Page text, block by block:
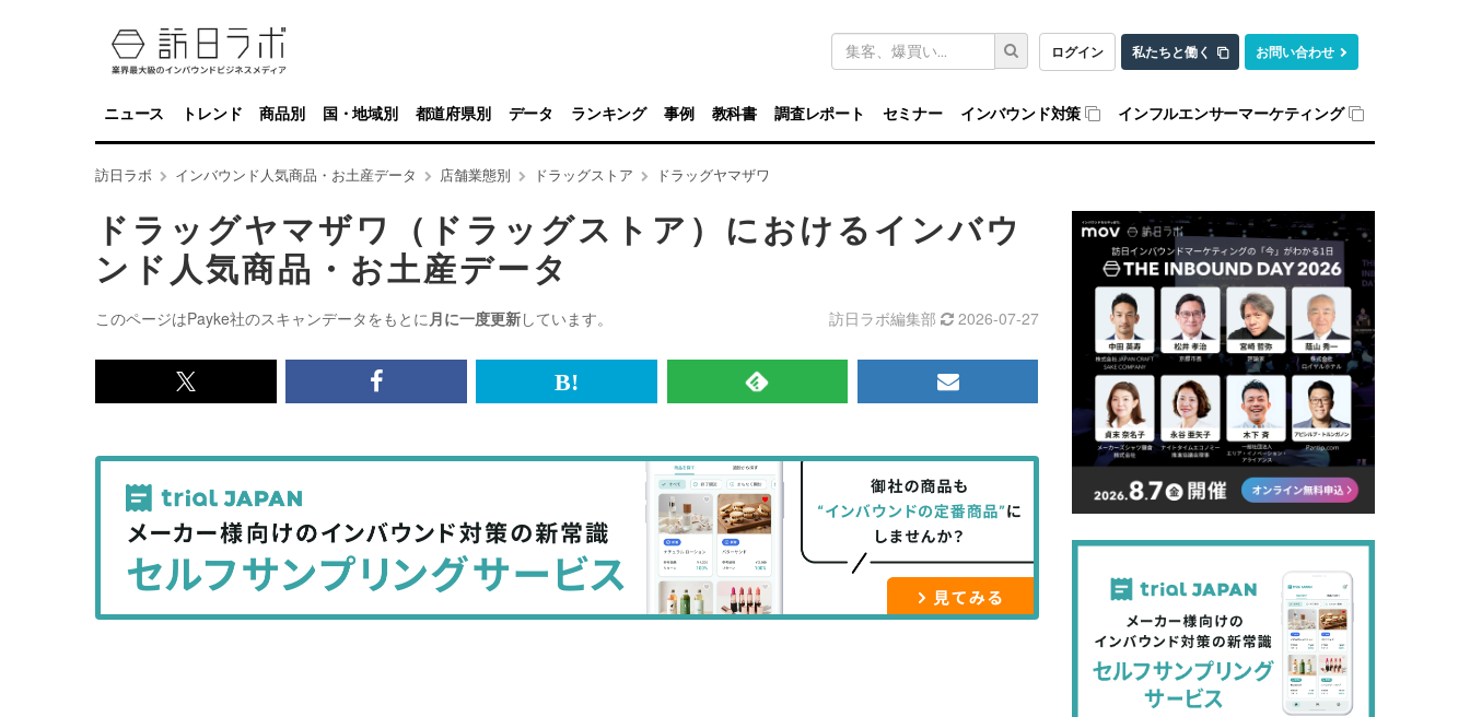
ログイン 私たちと働く お問い合わせ
キ
ワ
ド
検
索
ニュース トレンド 商品別 国・地域別 都道府県別 データ ランキング 事例 教科書 調査レポート セミナー インバウンド対策 インフルエンサーマーケティング
訪日ラボ インバウンド人気商品・お土産データ 店舗業態別 ドラッグストア ドラッグヤマザワ
ドラッグヤマザワ（ドラッグストア）におけるインバウ
ンド人気商品・お土産データ
このページはPayke社のスキャンデータをもとに月に一度更新しています。 訪日ラボ編集部 2026-07-27
x<br>
記
事
を
シ
ェ
Facebook<br>
記
を
シ
ェ
は
な
ッ
ク
マ
RSS
記
事
を
購
読
メ
マ
ガ
登
録
す